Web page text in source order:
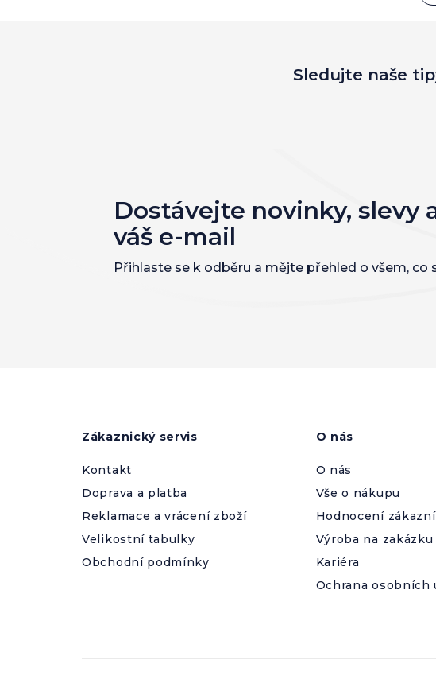
Sledujte naše
Dostávejte novinky, slevy
váš e-mail
Přihlaste se k odběru a mějte přehled o všem, co
Zákaznický servis
Kontakt
Doprava a platba
Reklamace a vrácení zboží
Velikostní tabulky
Obchodní podmínky
O nás
O nás
Vše o nákupu
Hodnocení
Výroba na zakázku
Kariéra
Ochrana osobních